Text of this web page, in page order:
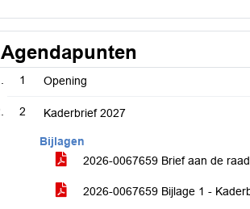
Agendapunten
1 Opening
2 Kaderbrief 2027
Bijlagen
2026-0067659 Brief aan de
2026-0067659 Bijlage 1 -